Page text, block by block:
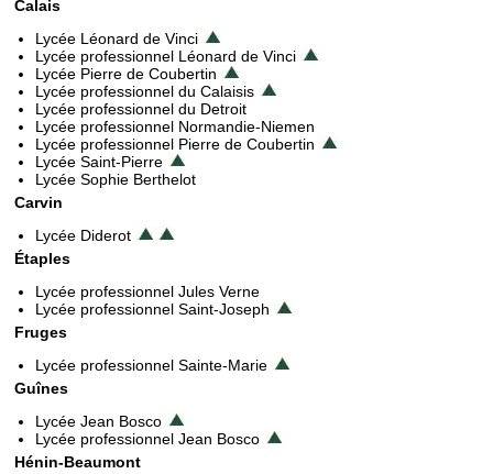
Calais
Lycée Léonard de Vinci
Lycée professionnel Léonard de Vinci
Lycée Pierre de Coubertin
Lycée professionnel du Calaisis
Lycée professionnel du Detroit
Lycée professionnel Normandie-Niemen
Lycée professionnel Pierre de Coubertin
Lycée Saint-Pierre
Lycée Sophie Berthelot
Carvin
Lycée Diderot
Étaples
Lycée professionnel Jules Verne
Lycée professionnel Saint-Joseph
Fruges
Lycée professionnel Sainte-Marie
Guînes
Lycée Jean Bosco
Lycée professionnel Jean Bosco
Hénin-Beaumont